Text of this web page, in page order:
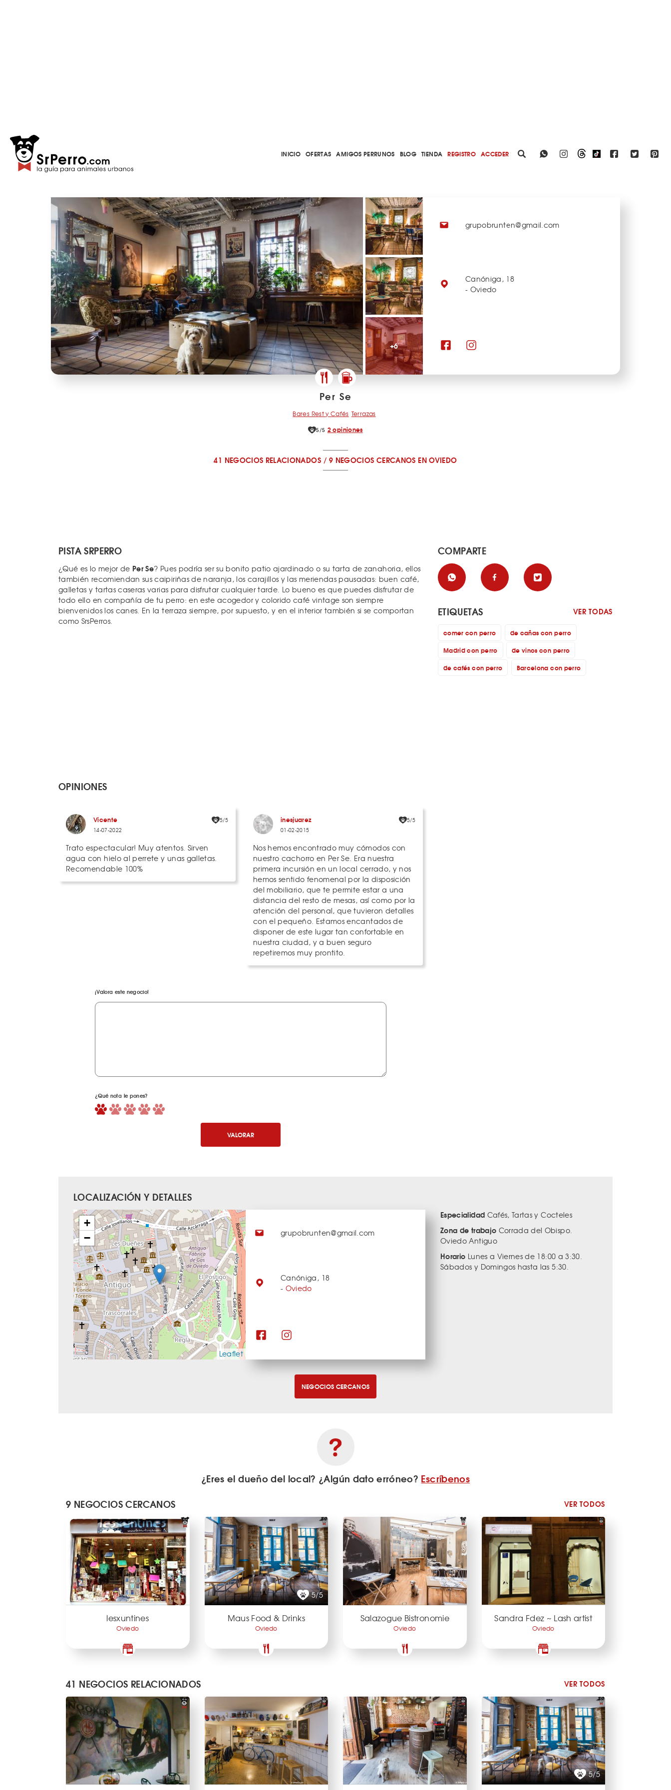
INICIO OFERTAS AMIGOS PERRUNOS BLOG TIENDA REGISTRO ACCEDER
+6
grupobrunten@gmail.com
Canóniga, 18
- Oviedo
Per Se
Bares Rest y Cafés Terrazas
5/5 2 opiniones
41 NEGOCIOS RELACIONADOS/ 9 NEGOCIOS CERCANOS EN OVIEDO
PISTA SRPERRO
¿Qué es lo mejor de Per Se? Pues podría ser su bonito patio ajardinado o su tarta de zanahoria, ellos
también recomiendan sus caipiriñas de naranja, los carajillos y las meriendas pausadas: buen café,
galletas y tartas caseras varias para disfrutar cualquier tarde. Lo bueno es que puedes disfrutar de
todo ello en compañía de tu perro: en este acogedor y colorido café vintage son siempre
bienvenidos los canes. En la terraza siempre, por supuesto, y en el interior también si se comportan
como SrsPerros.
OPINIONES
5/5
Vicente
14-07-2022
Trato espectacular! Muy atentos. Sirven
agua con hielo al perrete y unas galletas.
Recomendable 100%
5/5
inesjuarez
01-02-2015
Nos hemos encontrado muy cómodos con
nuestro cachorro en Per Se. Era nuestra
primera incursión en un local cerrado, y nos
hemos sentido fenomenal por la disposición
del mobiliario, que te permite estar a una
distancia del resto de mesas, así como por la
atención del personal, que tuvieron detalles
con el pequeño. Estamos encantados de
disponer de este lugar tan confortable en
nuestra ciudad, y a buen seguro
repetiremos muy prontito.
¡Valora este negocio!
¿Qué nota le pones?
VALORAR
COMPARTE
ETIQUETAS VER TODAS
comer con perro
de cañas con perro
Madrid con perro
de vinos con perro
de cafés con perro
Barcelona con perro
LOCALIZACIÓN Y DETALLES
+
−
Leaflet
grupobrunten@gmail.com
Canóniga, 18
- Oviedo
Especialidad Cafés, Tartas y Cocteles
Zona de trabajo Corrada del Obispo.
Oviedo Antiguo
Horario Lunes a Viernes de 18:00 a 3:30.
Sábados y Domingos hasta las 5:30.
NEGOCIOS CERCANOS
¿Eres el dueño del local? ¿Algún dato erróneo? Escríbenos
9 NEGOCIOS CERCANOS
VER TODOS
lesxuntines
Oviedo
5/5
Maus Food & Drinks
Oviedo
Salazogue Bistronomie
Oviedo
Sandra Fdez ~ Lash artist
Oviedo
41 NEGOCIOS RELACIONADOS VER TODOS
5/5